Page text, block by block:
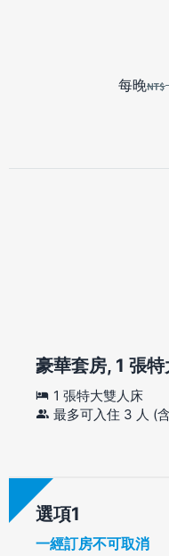
每晚
豪華套房, 1 張
1 張特大雙人床
最多可入住 3 人 (
選項
一經訂房不可取消